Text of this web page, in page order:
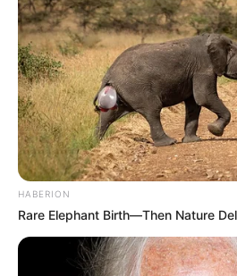
HABERION
Rare Elephant Birth—Then Nature